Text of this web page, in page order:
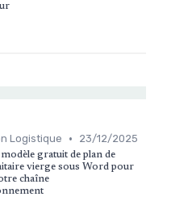
Logistique • 23/12/2025
gratuit de plan de
vierge sous Word pour
chaîne